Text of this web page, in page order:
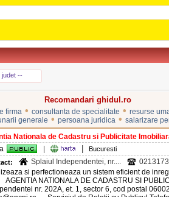
judet --
Recomandari ghidul.ro
firma • consultanta de specialitate • resurse
generale • persoana juridica • salarizare
Nationala de Cadastru si Publicitate
Bucuresti
Splaiul Independentei, nr....
si perfectioneaza un sistem eficient de
NATIONALA DE CADASTRU SI
nr. 202A, et. 1, sector 6, cod postal